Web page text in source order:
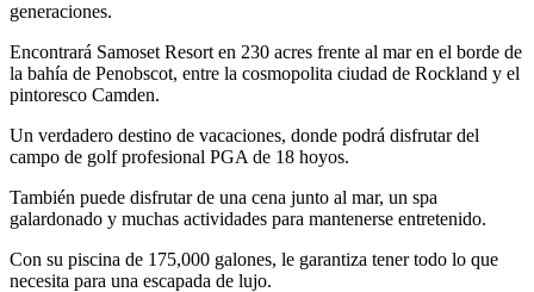
generaciones.
Encontrará Samoset Resort en 230 acres frente al mar en el borde de
la bahía de Penobscot, entre la cosmopolita ciudad de Rockland y el
pintoresco Camden.
Un verdadero destino de vacaciones, donde podrá disfrutar del
campo de golf profesional PGA de 18 hoyos.
También puede disfrutar de una cena junto al mar, un spa
galardonado y muchas actividades para mantenerse entretenido.
Con su piscina de 175,000 galones, le garantiza tener todo lo que
necesita para una escapada de lujo.